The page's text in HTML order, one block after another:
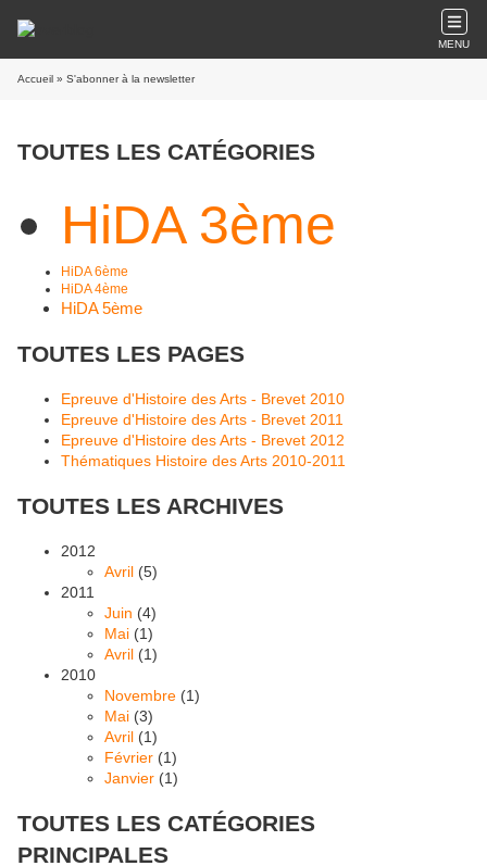
MENU
Accueil » S'abonner à la newsletter
TOUTES LES CATÉGORIES
HiDA 3ème
HiDA 6ème
HiDA 4ème
HiDA 5ème
TOUTES LES PAGES
Epreuve d'Histoire des Arts - Brevet 2010
Epreuve d'Histoire des Arts - Brevet 2011
Epreuve d'Histoire des Arts - Brevet 2012
Thématiques Histoire des Arts 2010-2011
TOUTES LES ARCHIVES
2012
Avril (5)
2011
Juin (4)
Mai (1)
Avril (1)
2010
Novembre (1)
Mai (3)
Avril (1)
Février (1)
Janvier (1)
TOUTES LES CATÉGORIES
PRINCIPALES